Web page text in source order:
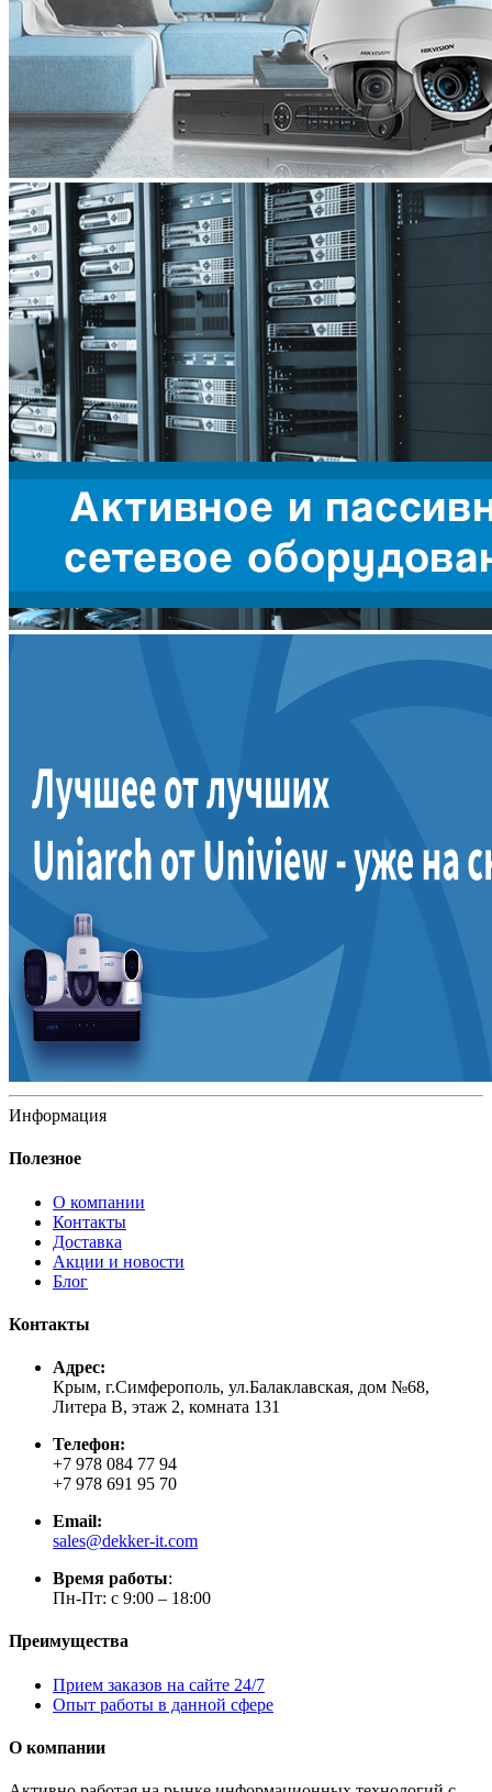
Информация
Полезное
О компании
Контакты
Доставка
Акции и новости
Блог
Контакты
Адрес:
Крым, г.Симферополь, ул.Балаклавская, дом №68,
Литера В, этаж 2, комната 131
Телефон:
+7 978 084 77 94
+7 978 691 95 70
Email:
sales@dekker-it.com
Время работы:
Пн-Пт: с 9:00 – 18:00
Преимущества
Прием заказов на сайте 24/7
Опыт работы в данной сфере
О компании